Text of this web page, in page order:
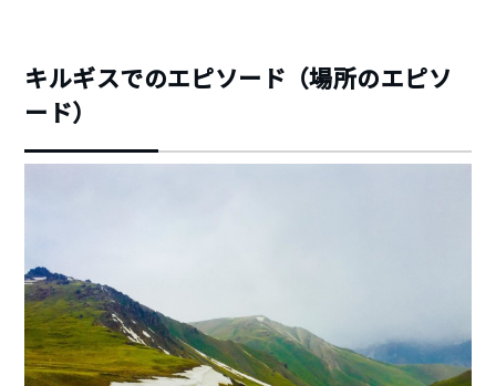
キルギスでのエピソード（場所のエピソ
ード）